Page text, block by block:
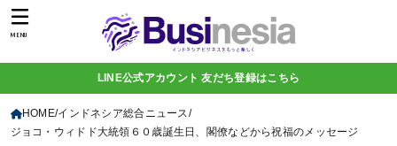
MENU
LINE公式アカウント 友だち登録はこちら
HOME インドネシア総合ニュース
ジョコ・ウィドド大統領６０歳誕生日、閣僚などから祝福のメッセージ